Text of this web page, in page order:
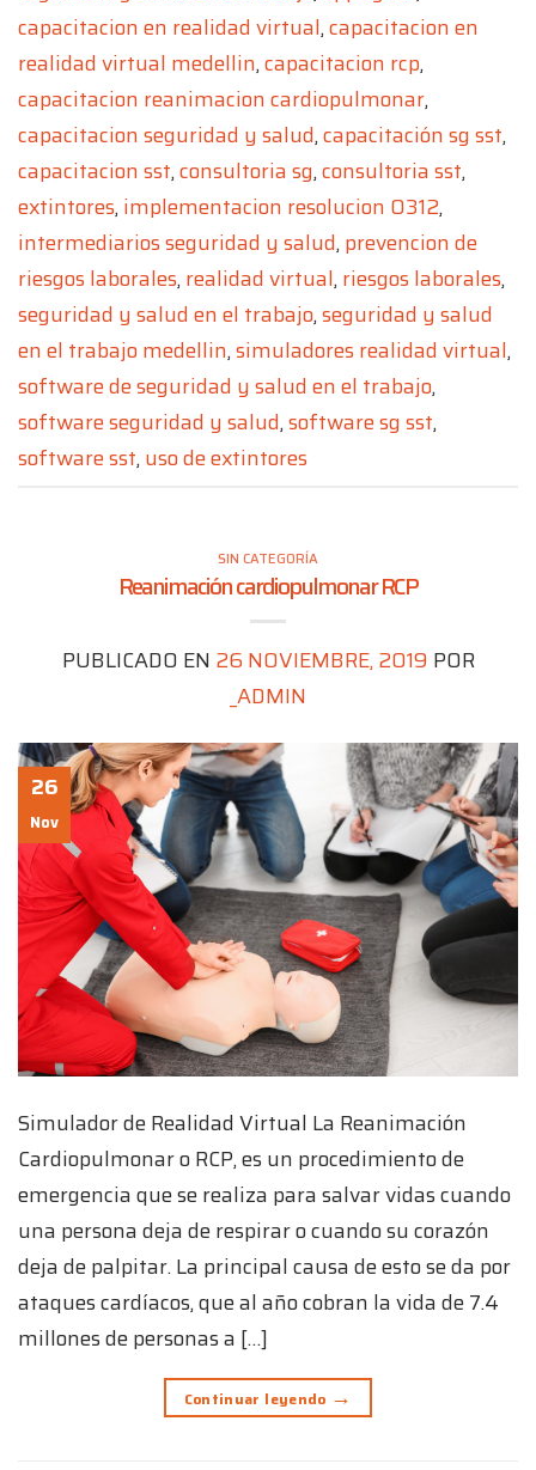
capacitacion en realidad virtual,capacitacion en
realidad virtual medellin,capacitacion rcp,
capacitacion reanimacion cardiopulmonar,
capacitacion seguridad y salud,capacitación sg sst,
capacitacion sst,consultoria sg,consultoria sst,
extintores,implementacion resolucion 0312,
intermediarios seguridad y salud,prevencion de
riesgos laborales,realidad virtual,riesgos laborales,
seguridad y salud en el trabajo,seguridad y salud
en el trabajo medellin,simuladores realidad virtual,
software de seguridad y salud en el trabajo,
software seguridad y salud,software sg sst,
software sst,uso de extintores
SIN CATEGORÍA
Reanimación cardiopulmonar RCP
PUBLICADO EN 26 NOVIEMBRE, 2019 POR
_ADMIN
26
Nov
Simulador de Realidad Virtual La Reanimación
Cardiopulmonar o RCP, es un procedimiento de
emergencia que se realiza para salvar vidas cuando
una persona deja de respirar o cuando su corazón
deja de palpitar. La principal causa de esto se da por
ataques cardíacos, que al año cobran la vida de 7.4
millones de personas a […]
Continuar leyendo →